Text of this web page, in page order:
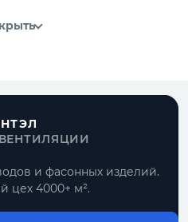
и фасонных изделий.
цех 4000+ м².